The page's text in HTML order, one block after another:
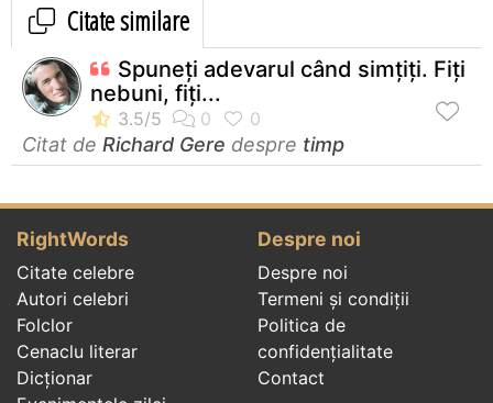
Citate similare
Spuneți adevarul când simțiți. Fiți
nebuni, fiți...
Citat de Richard Gere despre timp
RightWords
Citate celebre
Autori celebri
Folclor
Cenaclu literar
Dicționar
Despre noi
Despre noi
Termeni și condiții
Politica de
confidenţialitate
Contact